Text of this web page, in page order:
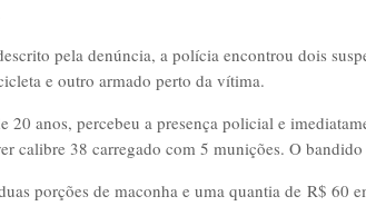
pela denúncia, a polícia encontrou dois
e outro armado perto da vítima.
20 anos, percebeu a presença policial e
calibre 38 carregado com 5 munições. O
porções de maconha e uma quantia de R$ 60